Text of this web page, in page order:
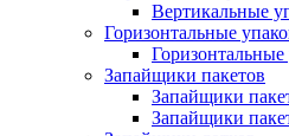
Вертикальные
Горизонтальные
Запайщики пакетов
Запайщики
Запайщики